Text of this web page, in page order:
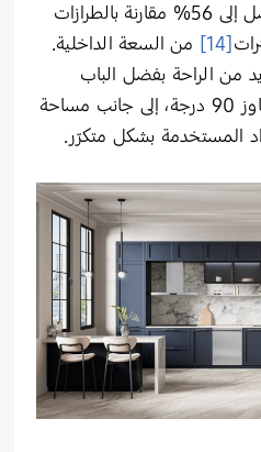
إضافية في الأبواب بنسبة تصل إلى 56% مقارنة بالطرازات
[14]
من السعة الداخلية.
من الراحة بفضل الباب
الواسع الذي يُفتح بزوايا تتجاوز 90 درجة، إلى جانب مساحة
المستخدمة بشكل متكرّر.